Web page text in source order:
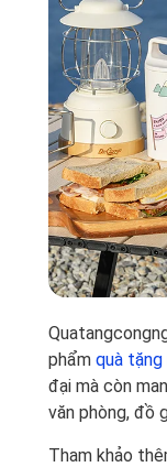
phẩm quà tặng
đại mà còn
văn phòng, đồ
Tham khảo